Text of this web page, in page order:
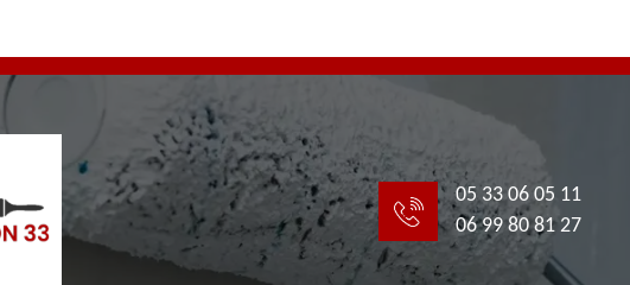
05 33 06 05 11
06 99 80 81 27